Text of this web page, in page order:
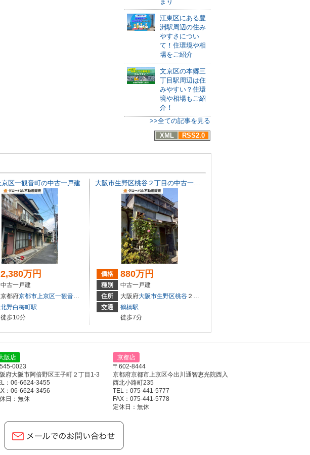
江東区にある豊
洲駅周辺の住み
やすさについ
て！住環境や相
場をご紹介
文京区の本郷三
丁目駅周辺は住
みやすい？住環
境や相場もご紹
介！
>>全ての記事を見る
XML
RSS2.0
区一観音町の中古一戸建
2,380万円
中古一戸建
京都府京都市上京区一観音町
428-15、428-16
北野白梅町駅
徒歩10分
大阪市生野区桃谷２丁目の中古一戸建
価格 880万円
種別
中古一戸建
住所
大阪府大阪市生野区桃谷 ２丁目11-15
交通
鶴橋駅
徒歩7分
阪店
0023
府大阪市阿倍野区王子町２丁目1-3
：06-6624-3455
：06-6624-3456
日：無休
京都店
〒602-8444
京都府京都市上京区今出川通智恵光院西入
西北小路町235
TEL：075-441-5777
FAX：075-441-5778
定休日：無休